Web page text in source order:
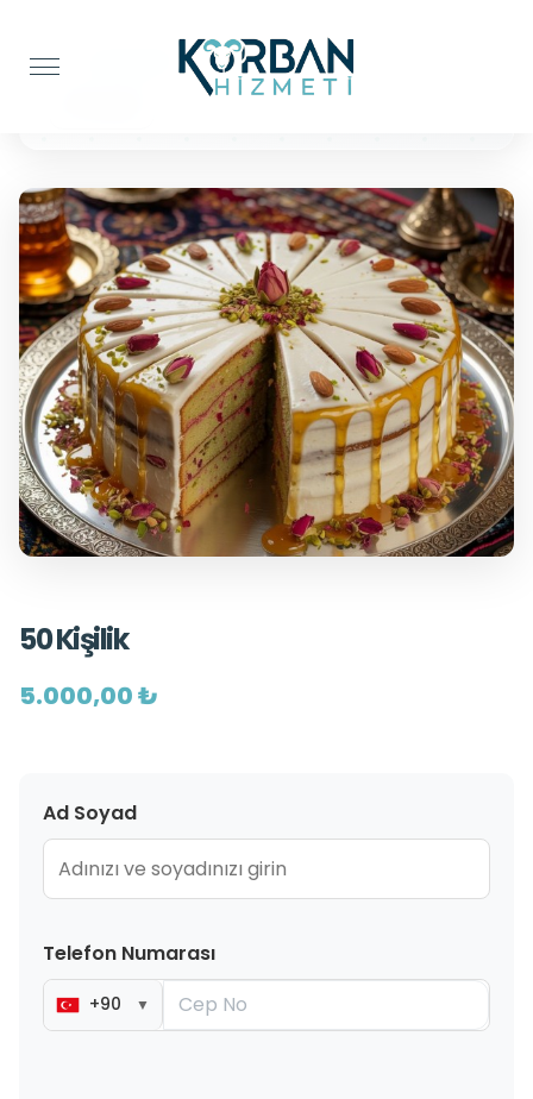
Pasta İkramı
50 Kişilik
5.000,00 ₺
Ad Soyad
Telefon Numarası
+90 ▼